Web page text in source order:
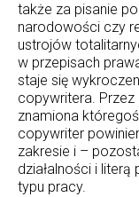
także za pisanie
narodowości czy
ustrojów
w przepisach
staje się
copywritera.
znamiona
copywriter
zakresie i –
działalności i
typu pracy.